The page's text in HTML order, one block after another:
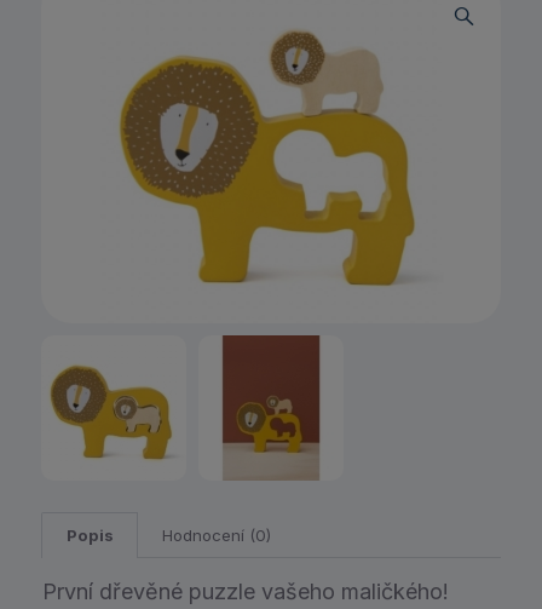
Popis Hodnocení (0)
První dřevěné puzzle vašeho maličkého!